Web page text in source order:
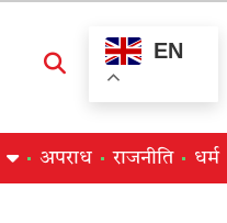
EN
अपराध राजनीति धर्म